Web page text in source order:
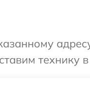
технику